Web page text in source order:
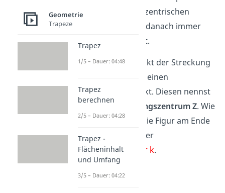
Quadrat mit der zentrischen
Streckung, ist es danach immer
noch ein Quadrat.
Als Ausgangspunkt der Streckung
nimmst du dabei einen
bestimmten Punkt. Diesen nennst
du auchStreckungszentrum Z. Wie
groß oder klein die Figur am Ende
wird, bestimmt der
Streckungsfaktor k.
Geometrie
Trapeze
Trapez
1/5 – Dauer: 04:48
Trapez
berechnen
2/5 – Dauer: 04:28
Trapez -
Flächeninhalt
und Umfang
3/5 – Dauer: 04:22